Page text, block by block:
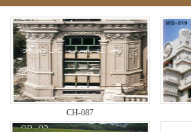
CH-087